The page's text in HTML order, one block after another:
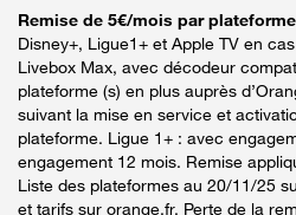
Remise de 5€/mois par
Disney+, Ligue1+ et Apple TV en
Livebox Max, avec décodeur
plateforme (s) en plus auprès
suivant la mise en service et
plateforme. Ligue 1+ : avec
engagement 12 mois. Remise
Liste des plateformes au 20/11/25
et tarifs sur orange.fr. Perte de la